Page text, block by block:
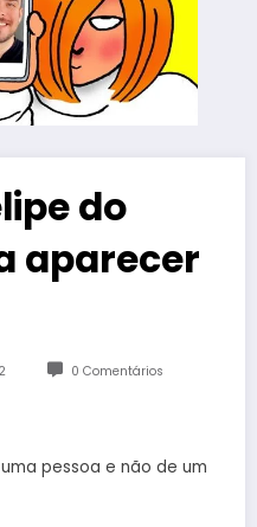
do
aparecer
0 Comentários
pessoa e não de um